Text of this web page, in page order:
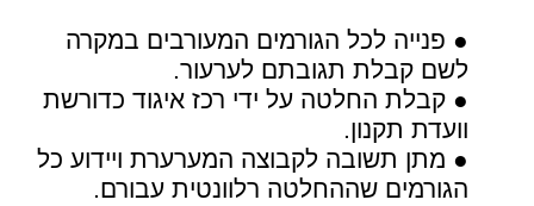
● פנייה לכל הגורמים המעורבים במקרה
לשם קבלת תגובתם לערעור.
● קבלת החלטה על ידי רכז איגוד כדורשת
וועדת תקנון.
● מתן תשובה לקבוצה המערערת ויידוע כל
הגורמים שההחלטה רלוונטית עבורם.